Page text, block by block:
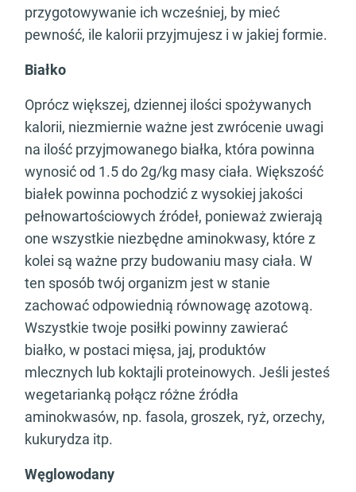
przygotowywanie ich wcześniej, by mieć
pewność, ile kalorii przyjmujesz i w jakiej formie.
Białko
Oprócz większej, dziennej ilości spożywanych
kalorii, niezmiernie ważne jest zwrócenie uwagi
na ilość przyjmowanego białka, która powinna
wynosić od 1.5 do 2g/kg masy ciała. Większość
białek powinna pochodzić z wysokiej jakości
pełnowartościowych źródeł, ponieważ zwierają
one wszystkie niezbędne aminokwasy, które z
kolei są ważne przy budowaniu masy ciała. W
ten sposób twój organizm jest w stanie
zachować odpowiednią równowagę azotową.
Wszystkie twoje posiłki powinny zawierać
białko, w postaci mięsa, jaj, produktów
mlecznych lub koktajli proteinowych. Jeśli jesteś
wegetarianką połącz różne źródła
aminokwasów, np. fasola, groszek, ryż, orzechy,
kukurydza itp.
Węglowodany